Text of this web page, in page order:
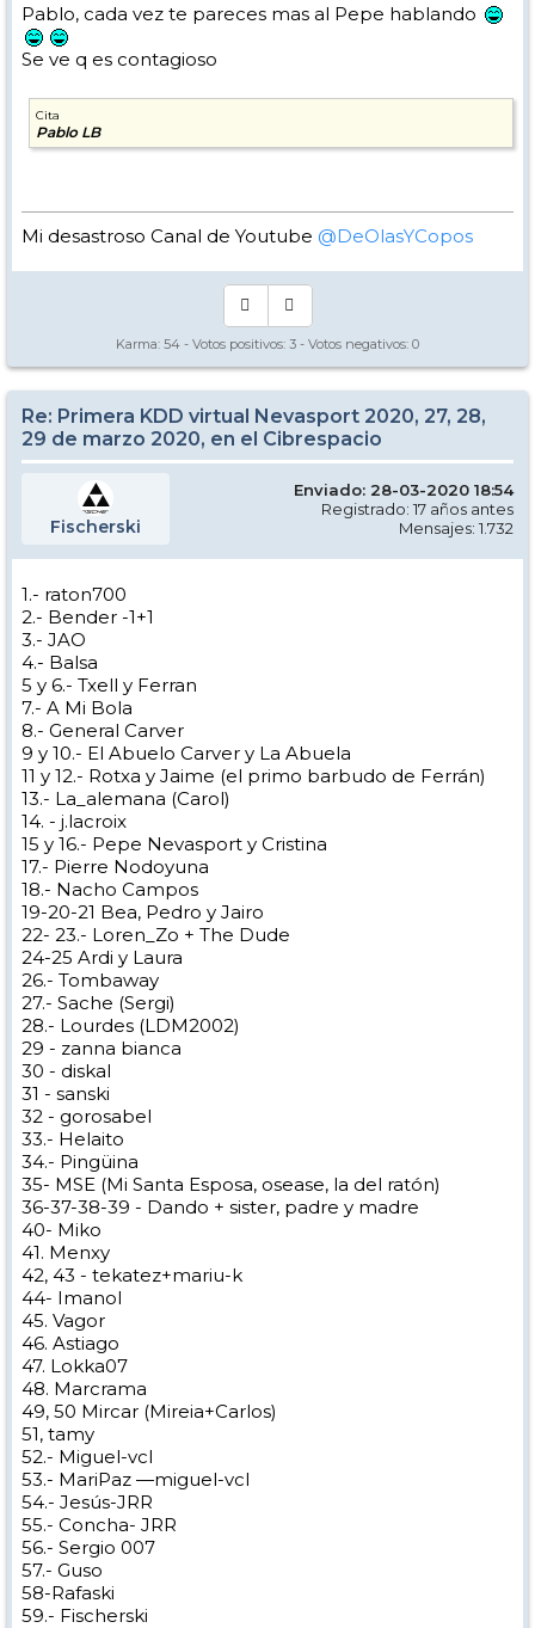
Pablo, cada vez te pareces mas al Pepe hablando
Se ve q es contagioso
Cita
Pablo LB
Mi desastroso Canal de Youtube @DeOlasYCopos
Karma: 54 - Votos positivos: 3 - Votos negativos: 0
Re: Primera KDD virtual Nevasport 2020, 27, 28,
29 de marzo 2020, en el Cibrespacio
Fischerski
Enviado: 28-03-2020 18:54
Registrado: 17 años antes
Mensajes: 1.732
1.- raton700
2.- Bender -1+1
3.- JAO
4.- Balsa
5 y 6.- Txell y Ferran
7.- A Mi Bola
8.- General Carver
9 y 10.- El Abuelo Carver y La Abuela
11 y 12.- Rotxa y Jaime (el primo barbudo de Ferrán)
13.- La_alemana (Carol)
14. - j.lacroix
15 y 16.- Pepe Nevasport y Cristina
17.- Pierre Nodoyuna
18.- Nacho Campos
19-20-21 Bea, Pedro y Jairo
22- 23.- Loren_Zo + The Dude
24-25 Ardi y Laura
26.- Tombaway
27.- Sache (Sergi)
28.- Lourdes (LDM2002)
29 - zanna bianca
30 - diskal
31 - sanski
32 - gorosabel
33.- Helaito
34.- Pingüina
35- MSE (Mi Santa Esposa, osease, la del ratón)
36-37-38-39 - Dando + sister, padre y madre
40- Miko
41. Menxy
42, 43 - tekatez+mariu-k
44- Imanol
45. Vagor
46. Astiago
47. Lokka07
48. Marcrama
49, 50 Mircar (Mireia+Carlos)
51, tamy
52.- Miguel-vcl
53.- MariPaz —miguel-vcl
54.- Jesús-JRR
55.- Concha- JRR
56.- Sergio 007
57.- Guso
58-Rafaski
59.- Fischerski